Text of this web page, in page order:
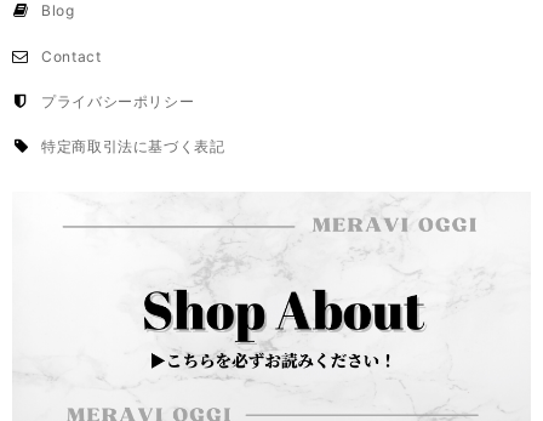
Blog
Contact
プライバシーポリシー
特定商取引法に基づく表記